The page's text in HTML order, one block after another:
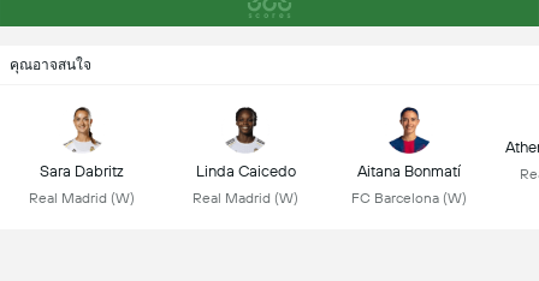
คุณอาจสนใจ
Sara Dabritz
Real Madrid (W)
Linda Caicedo
Real Madrid (W)
Aitana Bonmatí
FC Barcelona (W)